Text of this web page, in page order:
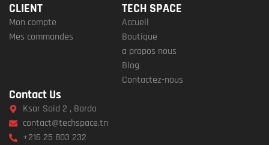
CLIENT
Mon compte
Mes commandes
TECH SPACE
Accueil
Boutique
a propos nous
Blog
Contactez-nous
Contact Us
Ksar Said 2 , Bardo
contact@techspace.tn
+216 25 803 232